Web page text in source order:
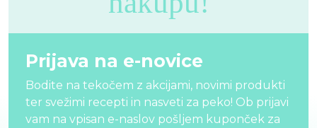
Prijava na e-novice
Bodite na tekočem z akcijami, novimi produkti
ter svežimi recepti in nasveti za peko! Ob prijavi
vam na vpisan e-naslov pošljem kuponček za